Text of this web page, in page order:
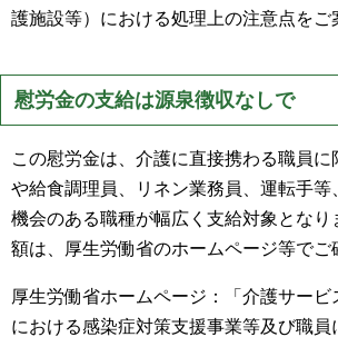
護施設等）における処理上の注意点をご
慰労金の支給は源泉徴収なしで
この慰労金は、介護に直接携わる職員に
や給食調理員、リネン業務員、運転手等
機会のある職種が幅広く支給対象となり
額は、厚生労働省のホームページ等でご
厚生労働省ホームページ：「介護サー
における感染症対策支援事業等及び職員